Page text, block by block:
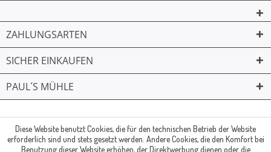
ZAHLUNGSARTEN
SICHER EINKAUFEN
PAUL´S MÜHLE
© Paul's Mühle | Inhaber: Christof Paul e.K. | Westring 2 | 45659
Recklinghausen
Fax: 02361 -28831 | E-Mail: info@pauls-muehle.de
Diese Website benutzt Cookies, die für den technischen Betrieb der Website
erforderlich sind und stets gesetzt werden. Andere Cookies, die den Komfort bei
Benutzung dieser Website erhöhen, der Direktwerbung dienen oder die